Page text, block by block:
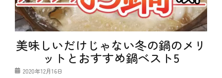
、
健
康
、
初
鰹
り
食
材
、
魚
介
料
グ
お
美味しいだけじゃない冬の鍋のメリ
ットとおすすめ鍋ベスト5
投 2020年12月16日